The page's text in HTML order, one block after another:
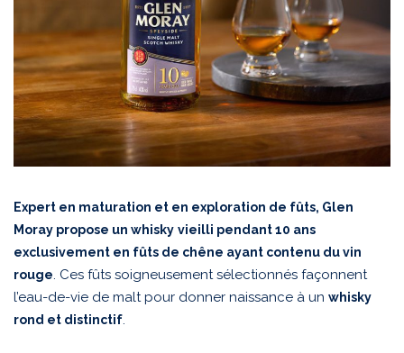
Expert en maturation et en exploration de fûts, Glen
Moray propose un whisky vieilli pendant 10 ans
exclusivement en fûts de chêne ayant contenu du vin
rouge. Ces fûts soigneusement sélectionnés façonnent
l’eau-de-vie de malt pour donner naissance à un whisky
rond et distinctif.